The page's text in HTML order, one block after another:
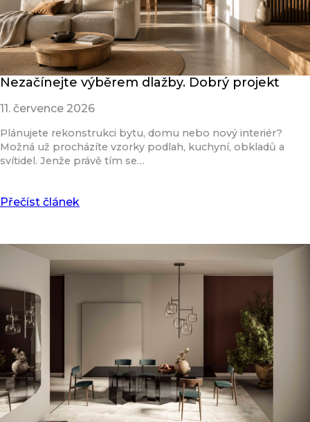
Nezačínejte výběrem dlažby. Dobrý projekt
11. července 2026
Plánujete rekonstrukci bytu, domu nebo nový interiér?
Možná už procházíte vzorky podlah, kuchyní, obkladů a
svítidel. Jenže právě tím se…
Přečíst článek